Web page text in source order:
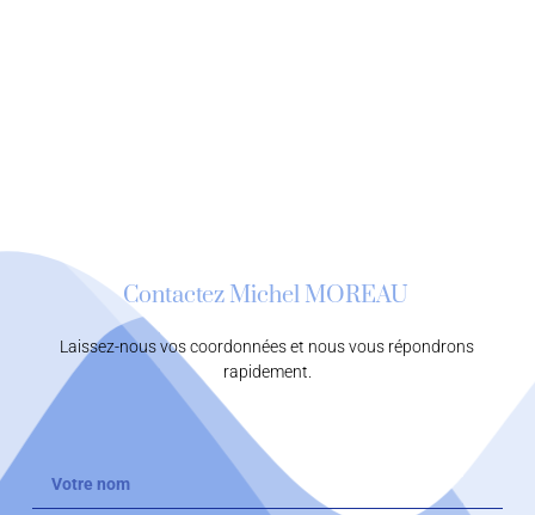
Contactez Michel MOREAU
Laissez-nous vos coordonnées et nous vous répondrons
rapidement.